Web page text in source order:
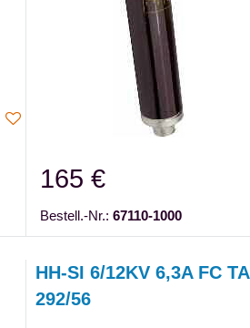
165 €
Bestell.-Nr.: 67110-1000
HH-SI 6/12KV 6,3A FC TA
292/56